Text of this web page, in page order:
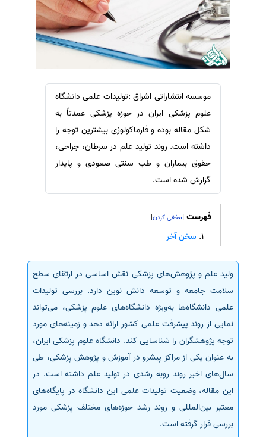
ترجمه عربی به فارسی
مشاهده همه زبان ها
سفارش ویرایش
سفارش پارافریز
سفارش فرمت‌بندی
سفارش کاهش کمیت
سفارش معرفی مجله
سفارش معرفی مقاله
سفارش معرفی کتاب
سفارش چکیده مبسوط
سفارش ترجمه مولتی‌مدیا
سفارش گویندگی
سفارش تولید محتوا
سفارش چکیده گرافیکی
سفارش انگیزه‌نامه‌SOP
موسسه انتشاراتی اشراق :تولیدات علمی دانشگاه
علوم پزشکی ایران در حوزه پزشکی عمدتاً به
شکل مقاله بوده و فارماکولوژی بیشترین توجه را
داشته است. روند تولید علم در سرطان، جراحی،
حقوق بیماران و طب سنتی صعودی و پایدار
گزارش شده است.
فهرست [
]
سخن آخر
ولید علم و پژوهش‌های پزشکی نقش اساسی در ارتقای سطح
سلامت جامعه و توسعه دانش نوین دارد. بررسی تولیدات
علمی دانشگاه‌ها به‌ویژه دانشگاه‌های علوم پزشکی، می‌تواند
نمایی از روند پیشرفت علمی کشور ارائه دهد و زمینه‌های مورد
توجه پژوهشگران را شناسایی کند. دانشگاه علوم پزشکی ایران،
به عنوان یکی از مراکز پیشرو در آموزش و پژوهش پزشکی، طی
سال‌های اخیر روند روبه رشدی در تولید علم داشته است. در
این مقاله، وضعیت تولیدات علمی این دانشگاه در پایگاه‌های
معتبر بین‌المللی و روند رشد حوزه‌های مختلف پزشکی مورد
بررسی قرار گرفته است.